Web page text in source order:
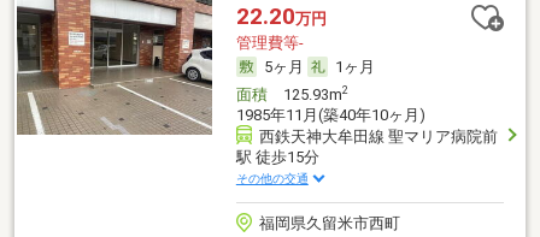
22.20万円
管理費等-
5ヶ月
1ヶ月
面積125.93m2
1985年11月(築40年10ヶ月)
西鉄天神大牟田線 聖マリア病院前
駅 徒歩15分
その他の交通
福岡県久留米市西町